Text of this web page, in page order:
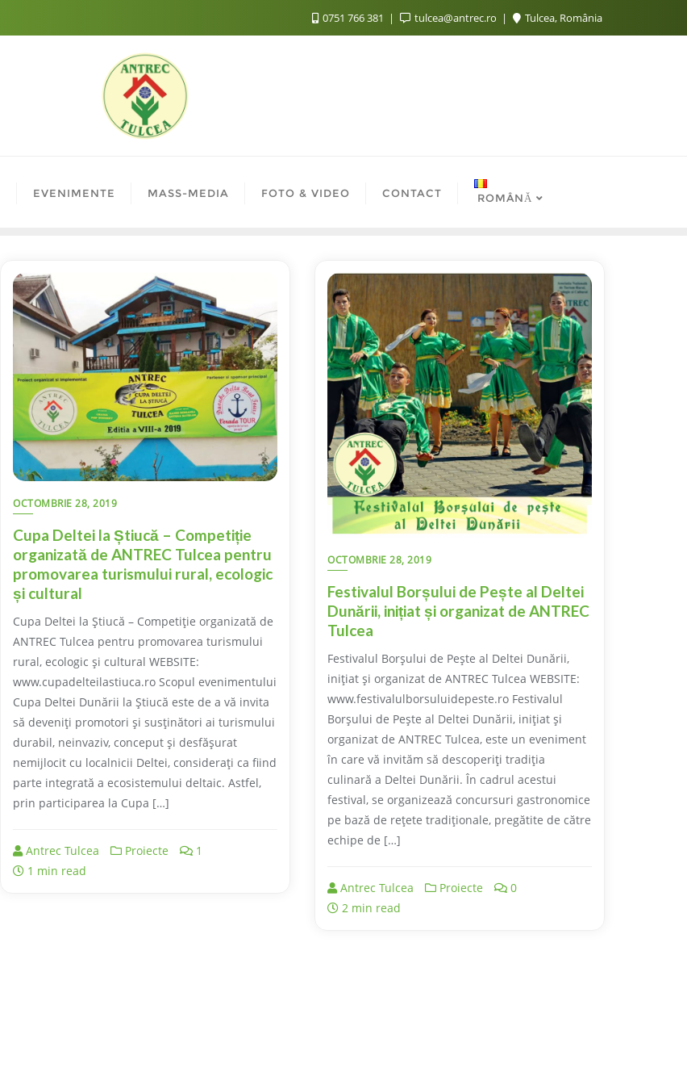
0751 766 381 tulcea@antrec.ro Tulcea, România
EVENIMENTE MASS-MEDIA FOTO & VIDEO CONTACT ROMÂNĂ
OCTOMBRIE 28, 2019
Cupa Deltei la Știucă – Competiție
organizată de ANTREC Tulcea pentru
promovarea turismului rural, ecologic
și cultural
Cupa Deltei la Știucă – Competiție organizată de
ANTREC Tulcea pentru promovarea turismului
rural, ecologic și cultural WEBSITE:
www.cupadelteilastiuca.ro Scopul evenimentului
Cupa Deltei Dunării la Știucă este de a vă invita
să deveniți promotori și susținători ai turismului
durabil, neinvaziv, conceput și desfășurat
nemijlocit cu localnicii Deltei, considerați ca fiind
parte integrată a ecosistemului deltaic. Astfel,
prin participarea la Cupa […]
Antrec Tulcea Proiecte
1
1 min read
OCTOMBRIE 28, 2019
Festivalul Borșului de Pește al Deltei
Dunării, inițiat și organizat de ANTREC
Tulcea
Festivalul Borșului de Pește al Deltei Dunării,
inițiat și organizat de ANTREC Tulcea WEBSITE:
www.festivalulborsuluidepeste.ro Festivalul
Borșului de Pește al Deltei Dunării, inițiat și
organizat de ANTREC Tulcea, este un eveniment
în care vă invităm să descoperiți tradiția
culinară a Deltei Dunării. În cadrul acestui
festival, se organizează concursuri gastronomice
pe bază de reţete tradiţionale, pregătite de către
echipe de […]
Antrec Tulcea Proiecte
0
2 min read